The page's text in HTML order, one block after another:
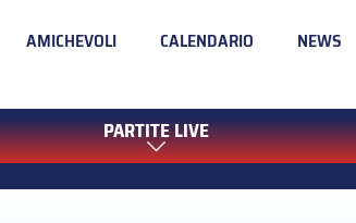
AMICHEVOLI CALENDARIO NEWS
PARTITE LIVE